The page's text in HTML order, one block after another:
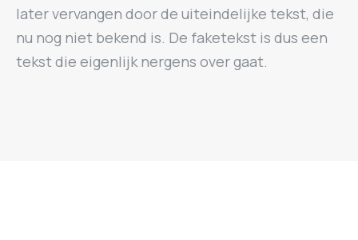
later vervangen door de uiteindelijke tekst, die
nu nog niet bekend is. De faketekst is dus een
tekst die eigenlijk nergens over gaat.